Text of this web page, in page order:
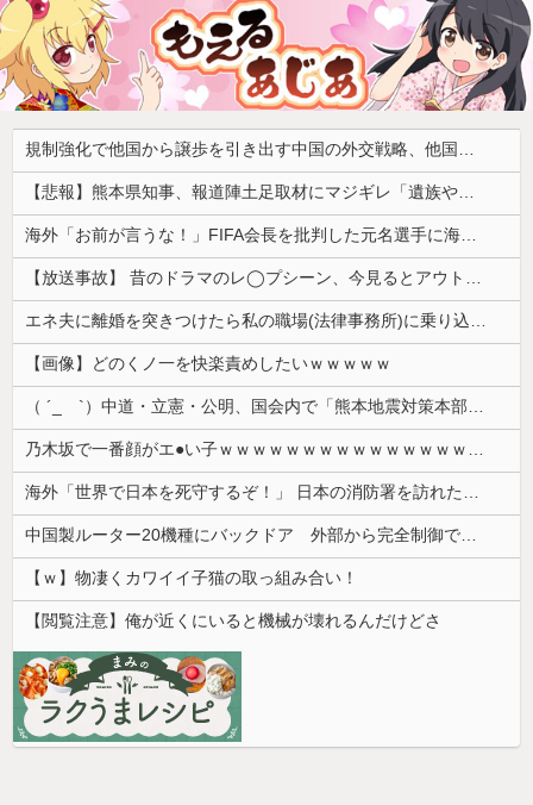
規制強化で他国から譲歩を引き出す中国の外交戦略、他国がサプライチェーン変更で対抗した結果……
【悲報】熊本県知事、報道陣土足取材にマジギレ「遺族や被災者から強い不満でてる！」 → 記者「例えば？」 → 知事、怒り通り越して呆れてしまう ………
海外「お前が言うな！」FIFA会長を批判した元名選手に海外から猛反発！（海外の反応）
【放送事故】 昔のドラマのレ◯プシーン、今見るとアウトすぎる・・・
エネ夫に離婚を突きつけたら私の職場(法律事務所)に乗り込んできた 堂々と「離婚の法律相談です。母の薦めでこちらに参りました」と言っているが、...
【画像】どのくノ一を快楽責めしたいｗｗｗｗｗ
（ ´_ゝ`）中道・立憲・公明、国会内で「熊本地震対策本部会議」各省庁からヒアリング・現地から意見聴取「パーティション、人手、宿泊施設の不足や、...
乃木坂で一番顔がエ●い子ｗｗｗｗｗｗｗｗｗｗｗｗｗｗｗｗｗｗｗ
海外「世界で日本を死守するぞ！」 日本の消防署を訪れたちびっ子集団が世界をメロメロに
中国製ルーター20機種にバックドア 外部から完全制御できる機能が仕込まれていた
【ｗ】物凄くカワイイ子猫の取っ組み合い！
【閲覧注意】俺が近くにいると機械が壊れるんだけどさ